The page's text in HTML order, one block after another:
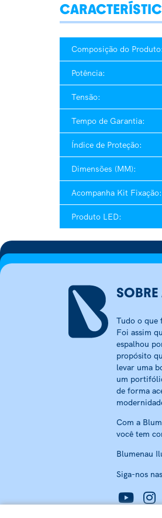
Composição do Produto:
Potência:
Tensão:
Tempo de Garantia:
Índice de Proteção:
Dimensões (MM):
Acompanha Kit Fixação:
Produto LED:
Tudo o que
Foi assim
espalhou
propósito
levar uma
um
de forma
Com a
você tem
Blumenau
Siga-nos